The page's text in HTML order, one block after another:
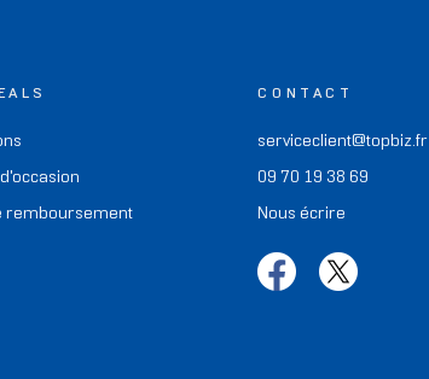
remboursement
CONTACT
serviceclient@topbiz.fr
09 70 19 38 69
Nous écrire